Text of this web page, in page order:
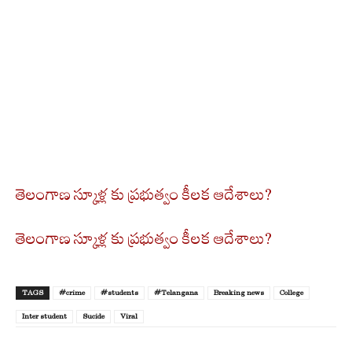
తెలంగాణ స్కూళ్ల కు ప్రభుత్వం కీలక ఆదేశాలు?
తెలంగాణ స్కూళ్ల కు ప్రభుత్వం కీలక ఆదేశాలు?
TAGS #crime #students #Telangana Breaking news College
Inter student Sucide Viral